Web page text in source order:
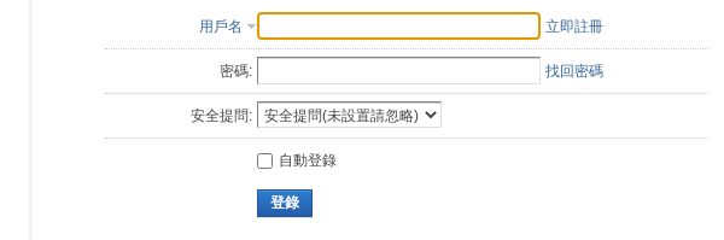
用戶名 立即註冊
密碼: 找回密碼
安全提問:
自動登錄
登錄